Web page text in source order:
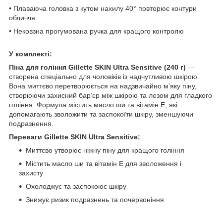
• Плаваюча головка з кутом нахилу 40° повторює контури
обличчя
• Нековзна прогумована ручка для кращого контролю
У комплекті:
Піна для гоління Gillette SKIN Ultra Sensitive (240 г) —
створена спеціально для чоловіків із надчутливою шкірою.
Вона миттєво перетворюється на надзвичайно м’яку піну,
створюючи захисний бар’єр між шкірою та лезом для гладкого
гоління. Формула містить масло ши та вітамін Е, які
допомагають зволожити та заспокоїти шкіру, зменшуючи
подразнення.
Переваги Gillette SKIN Ultra Sensitive:
Миттєво утворює ніжну піну для кращого гоління
Містить масло ши та вітамін Е для зволоження і
захисту
Охолоджує та заспокоює шкіру
Знижує ризик подразнень та почервоніння